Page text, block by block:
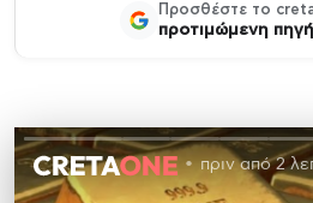
Προσθέστε το
προτιμώμενη
πριν από 2